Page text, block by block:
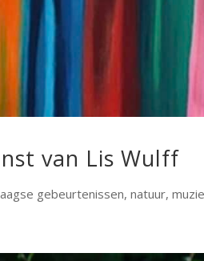
van Lis Wulff
gebeurtenissen, natuur,